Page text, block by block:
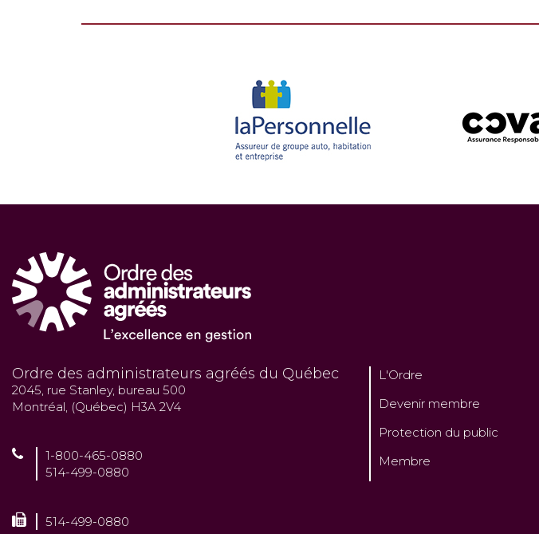
Ordre des administrateurs agréés du Québec
2045, rue Stanley, bureau 500
Montréal, (Québec) H3A 2V4
1-800-465-0880
514-499-0880
514-499-0880
L'Ordre
Devenir membre
Protection du public
Membre